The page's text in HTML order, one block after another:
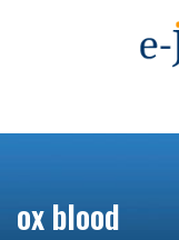
ox blood